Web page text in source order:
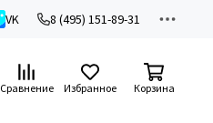
VK 8 (495) 151-89-31
Сравнение Избранное Корзина